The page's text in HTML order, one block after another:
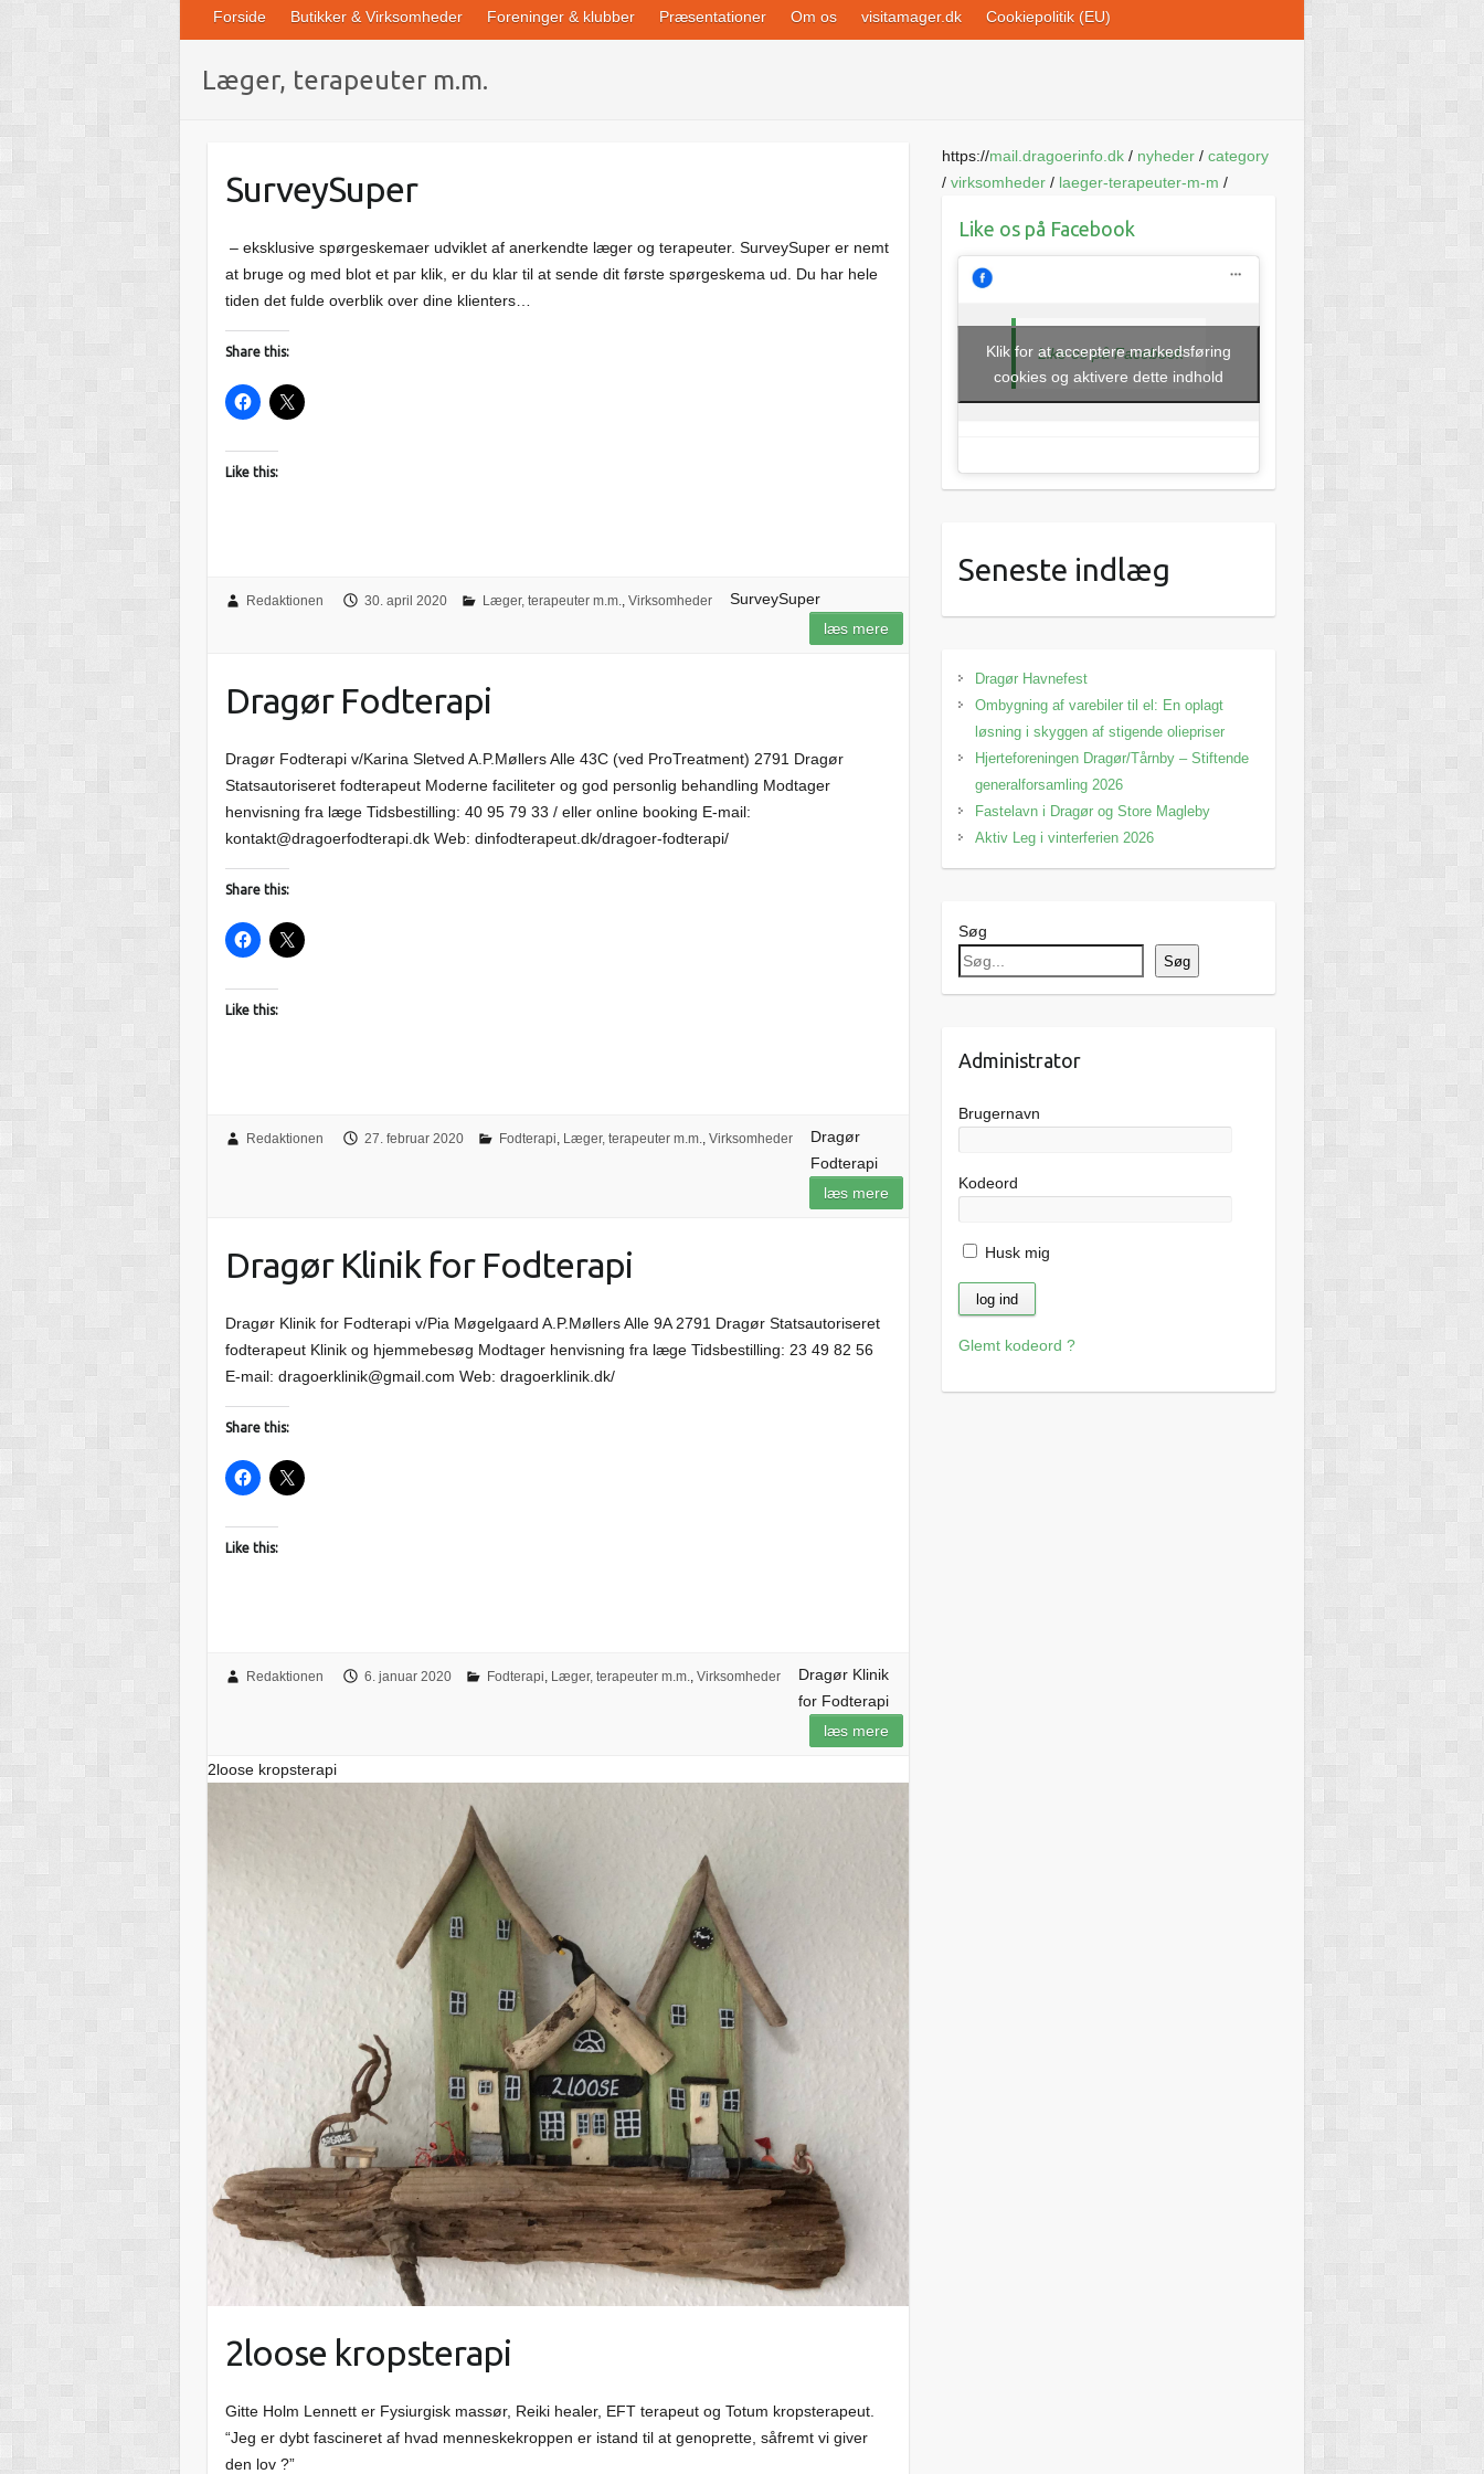
Forside Butikker & Virksomheder Foreninger & klubber Præsentationer Om os visitamager.dk Cookiepolitik (EU)
Læger, terapeuter m.m.
SurveySuper
– eksklusive spørgeskemaer udviklet af anerkendte læger og terapeuter. SurveySuper er nemt
at bruge og med blot et par klik, er du klar til at sende dit første spørgeskema ud. Du har hele
tiden det fulde overblik over dine klienters…
Share this:
Like this:
Redaktionen 30. april 2020 Læger, terapeuter m.m., Virksomheder
SurveySuper
læs mere
Dragør Fodterapi
Dragør Fodterapi v/Karina Sletved A.P.Møllers Alle 43C (ved ProTreatment) 2791 Dragør
Statsautoriseret fodterapeut Moderne faciliteter og god personlig behandling Modtager
henvisning fra læge Tidsbestilling: 40 95 79 33 / eller online booking E-mail:
kontakt@dragoerfodterapi.dk Web: dinfodterapeut.dk/dragoer-fodterapi/
Share this:
Like this:
Redaktionen 27. februar 2020 Fodterapi, Læger, terapeuter m.m., Virksomheder
Dragør
Fodterapi
læs mere
Dragør Klinik for Fodterapi
Dragør Klinik for Fodterapi v/Pia Møgelgaard A.P.Møllers Alle 9A 2791 Dragør Statsautoriseret
fodterapeut Klinik og hjemmebesøg Modtager henvisning fra læge Tidsbestilling: 23 49 82 56
E-mail: dragoerklinik@gmail.com Web: dragoerklinik.dk/
Share this:
Like this:
Redaktionen 6. januar 2020 Fodterapi, Læger, terapeuter m.m., Virksomheder
Dragør Klinik
for Fodterapi
læs mere
2loose kropsterapi
2loose kropsterapi
Gitte Holm Lennett er Fysiurgisk massør, Reiki healer, EFT terapeut og Totum kropsterapeut.
“Jeg er dybt fascineret af hvad menneskekroppen er istand til at genoprette, såfremt vi giver
den lov ?”
https://mail.dragoerinfo.dk/ nyheder/ category
/ virksomheder/ laeger-terapeuter-m-m /
Like os på Facebook
Like os på Facebook
Klik for at acceptere markedsføring
cookies og aktivere dette indhold
Seneste indlæg
Dragør Havnefest
Ombygning af varebiler til el: En oplagt
løsning i skyggen af stigende oliepriser
Hjerteforeningen Dragør/Tårnby – Stiftende
generalforsamling 2026
Fastelavn i Dragør og Store Magleby
Aktiv Leg i vinterferien 2026
Søg
Søg
Administrator
Brugernavn
Kodeord
Husk mig
Glemt kodeord ?